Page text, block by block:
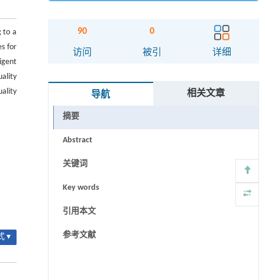
to a
for
▾
90
访问
0
被引 详细
导航 相关文章
摘要
Abstract
关键词
Key words
引用本文
参考文献